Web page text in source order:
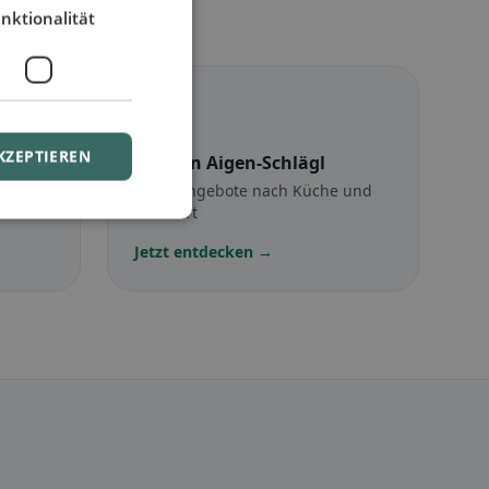
in Aigen-Schlägl
Halal-Angebote nach Küche und
Standort
Jetzt entdecken →